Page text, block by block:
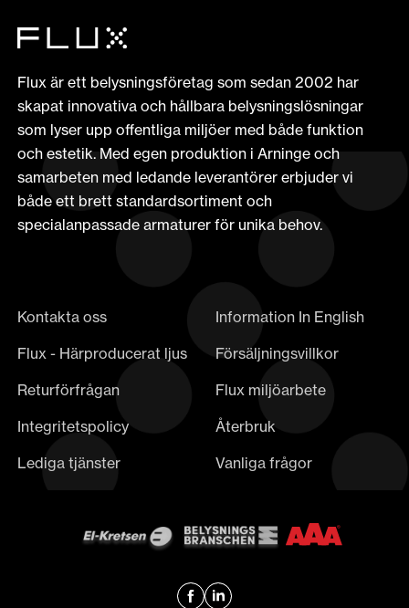
Flux är ett belysningsföretag som sedan 2002 har
skapat innovativa och hållbara belysningslösningar
som lyser upp offentliga miljöer med både funktion
och estetik. Med egen produktion i Arninge och
samarbeten med ledande leverantörer erbjuder vi
både ett brett standardsortiment och
specialanpassade armaturer för unika behov.
Kontakta oss
Information In English
Flux - Härproducerat ljus
Försäljningsvillkor
Returförfrågan
Flux miljöarbete
Integritetspolicy
Återbruk
Lediga tjänster
Vanliga frågor